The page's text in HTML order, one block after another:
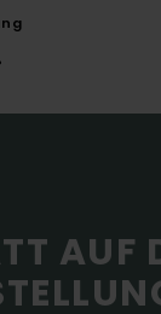
AUF